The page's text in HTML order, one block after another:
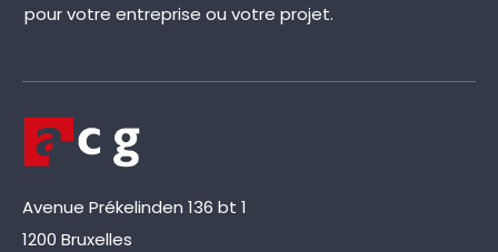
pour votre entreprise ou votre projet.
Avenue Prékelinden 136 bt 1
1200 Bruxelles